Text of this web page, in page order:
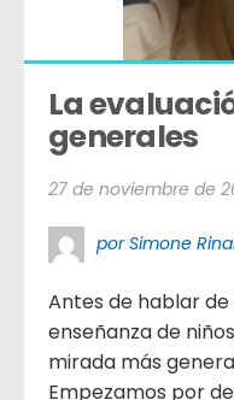
La
generales
27 de noviembre de
por Simone
Antes de hablar
enseñanza de
mirada más
Empezamos por